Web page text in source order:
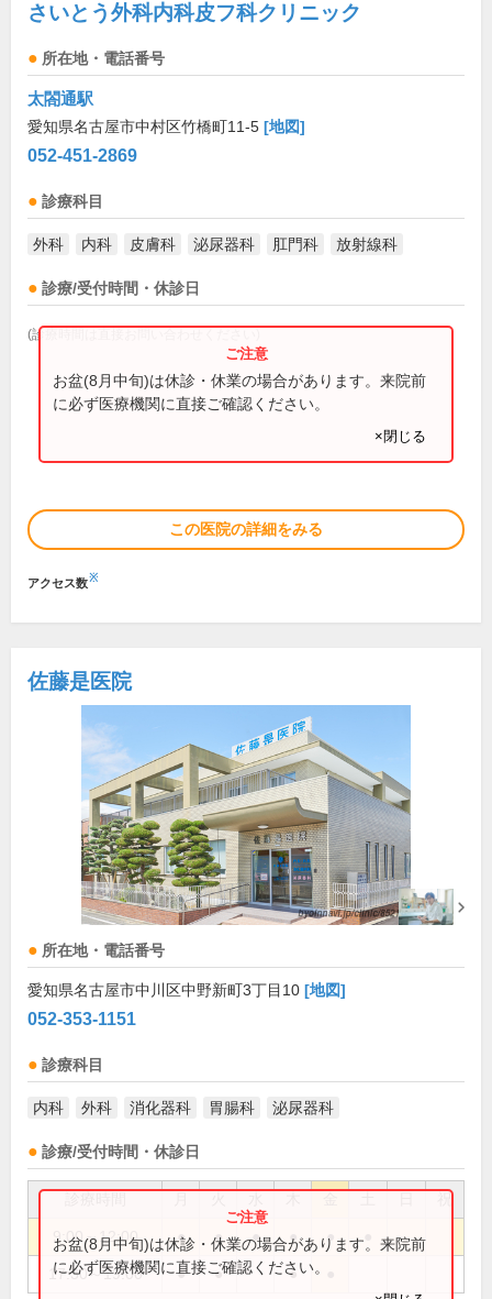
さいとう外科内科皮フ科クリニック
所在地・電話番号
太閤通駅
愛知県名古屋市中村区竹橋町11-5 [地図]
052-451-2869
診療科目
外科 内科 皮膚科 泌尿器科 肛門科 放射線科
診療/受付時間・休診日
(診療時間は直接お問い合わせください)
お盆(8月中旬)は休診・休業の場合があります。来院前
に必ず医療機関に直接ご確認ください。
×閉じる
この医院の詳細をみる
アクセス数※
佐藤是医院
所在地・電話番号
愛知県名古屋市中川区中野新町3丁目10 [地図]
052-353-1151
診療科目
内科 外科 消化器科 胃腸科 泌尿器科
診療/受付時間・休診日
祝
9:00～12:00 ● ● ● ● ●
17:30～19:00 ● ● ●
お盆(8月中旬)は休診・休業の場合があります。来院前
に必ず医療機関に直接ご確認ください。